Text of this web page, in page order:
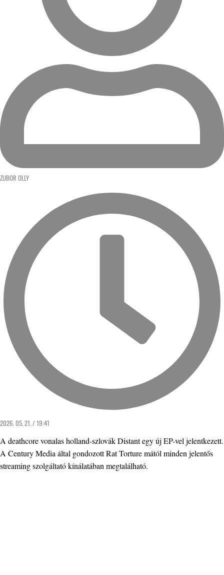
ZUBOR OLLY
2026. 05. 21. / 19:41
A deathcore vonalas holland-szlovák Distant egy új EP-vel jelentkezett.
A Century Media által gondozott Rat Torture mától minden jelentős
streaming szolgáltató kínálatában megtalálható.